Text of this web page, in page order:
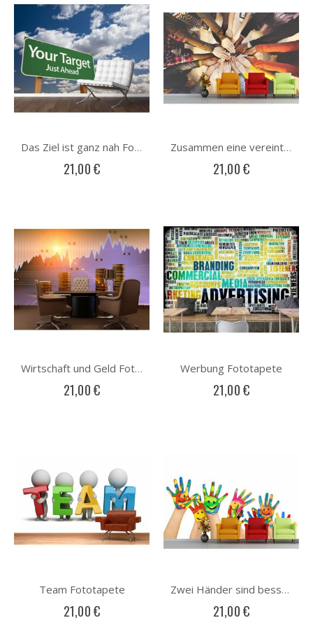
Das Ziel ist ganz nah Fototapete
21,00 €
Zusammen eine vereinte Kraft Fototapete
21,00 €
Wirtschaft und Geld Fototapete
21,00 €
Werbung Fototapete
21,00 €
Team Fototapete
21,00 €
Zwei Händer sind besser als eine Fototapete
21,00 €